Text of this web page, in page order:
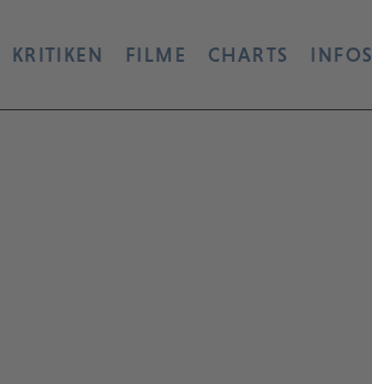
KRITIKEN FILME CHARTS INFOS